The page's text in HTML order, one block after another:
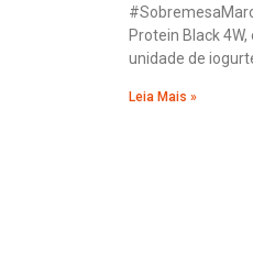
Protein Black
unidade de
Leia Mais »